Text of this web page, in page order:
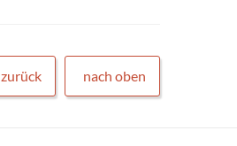
zurück nach oben